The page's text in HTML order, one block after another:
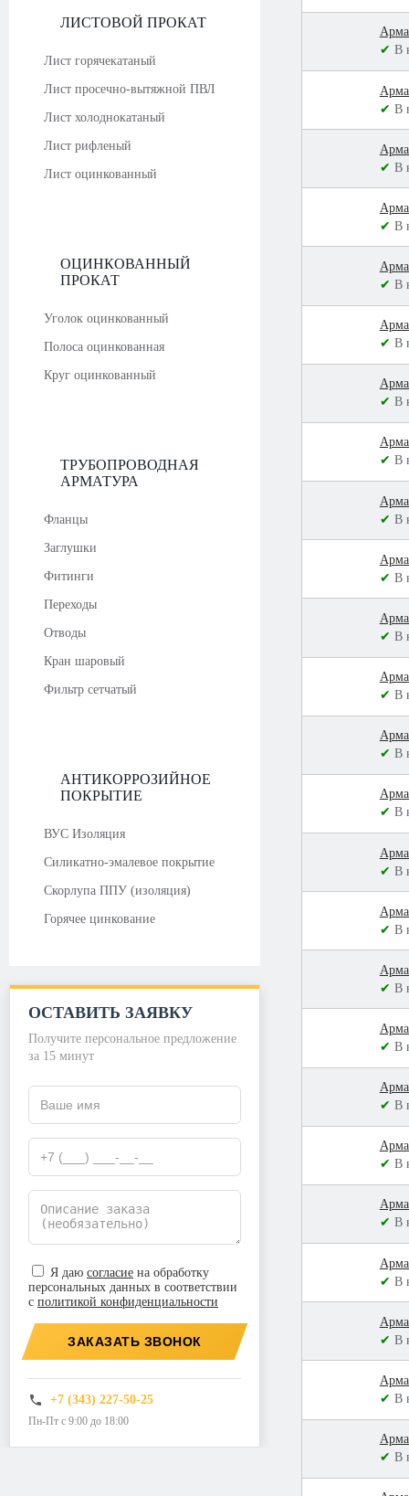
ЛИСТОВОЙ ПРОКАТ
Лист горячекатаный
Лист просечно-вытяжной ПВЛ
Лист холоднокатаный
Лист рифленый
Лист оцинкованный
ОЦИНКОВАННЫЙ
ПРОКАТ
Уголок оцинкованный
Полоса оцинкованная
Круг оцинкованный
ТРУБОПРОВОДНАЯ
АРМАТУРА
Фланцы
Заглушки
Фитинги
Переходы
Отводы
Кран шаровый
Фильтр сетчатый
АНТИКОРРОЗИЙНОЕ
ПОКРЫТИЕ
ВУС Изоляция
Силикатно-эмалевое покрытие
Скорлупа ППУ (изоляция)
Горячее цинкование
ОСТАВИТЬ ЗАЯВКУ
Получите персональное предложение
за 15 минут
Я даю согласие на обработку
персональных данных в соответствии
с политикой конфиденциальности
ЗАКАЗАТЬ ЗВОНОК
+7 (343) 227-50-25
Пн-Пт с 9:00 до 18:00
✔ В
✔ В
✔ В
✔ В
✔ В
✔ В
✔ В
✔ В
✔ В
✔ В
✔ В
✔ В
✔ В
✔ В
✔ В
✔ В
✔ В
✔ В
✔ В
✔ В
✔ В
✔ В
✔ В
✔ В
✔ В